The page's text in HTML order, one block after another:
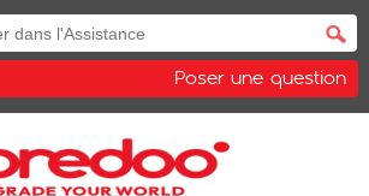
Poser une question